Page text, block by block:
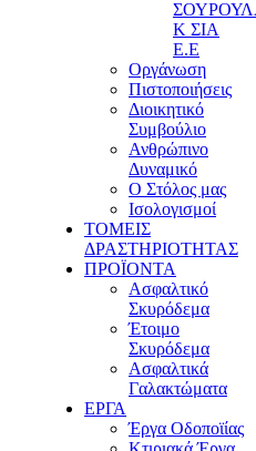
Κ ΣΙΑ
Ε.Ε
Οργάνωση
Πιστοποιήσεις
Διοικητικό
Συμβούλιο
Ανθρώπινο
Δυναμικό
Ο Στόλος μας
Ισολογισμοί
ΤΟΜΕΙΣ
ΔΡΑΣΤΗΡΙΟΤΗΤΑΣ
ΠΡΟΪΟΝΤΑ
Ασφαλτικό
Σκυρόδεμα
Έτοιμο
Σκυρόδεμα
Ασφαλτικά
Γαλακτώματα
ΕΡΓΑ
Έργα Οδοποϊίας